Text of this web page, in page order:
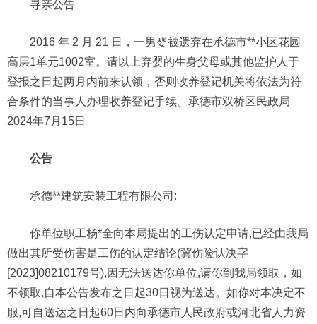
寻亲公告
2016 年 2 月 21 日，一男婴被遗弃在承德市**小区花园
高层1单元1002室。请以上弃婴的生身父母或其他监护人于
登报之日起两月内前来认领，否则收养登记机关将依法为符
合条件的当事人办理收养登记手续。承德市双桥区民政局
2024年7月15日
公告
承德**建筑安装工程有限公司:
你单位职工杨*全向本局提出的工伤认定申请,已经由我局
做出其所受伤害是工伤的认定结论(冀伤险认决字
[2023]08210179号),因无法送达你单位,请你到我局领取，如
不领取,自本公告发布之日起30日视为送达。如你对本决定不
服,可自送达之日起60日内向承德市人民政府或河北省人力资